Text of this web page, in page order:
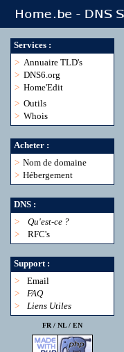
Services :
> Annuaire TLD's
> DNS6.org
> Home'Edit
> Outils
> Whois
Acheter :
> Nom de domaine
> Hébergement
DNS :
>
Qu'est-ce ?
>
RFC's
Support :
>
Email
>
FAQ
>
Liens Utiles
FR / NL/ EN